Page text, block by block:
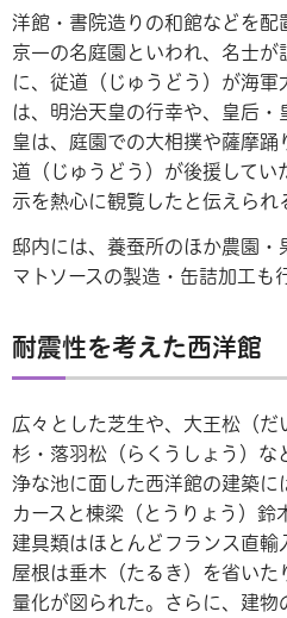
洋館・書院造りの和館などを配
京一の名庭園といわれ、名士が
に、従道（じゅうどう）が海
は、明治天皇の行幸や、皇后
皇は、庭園での大相撲や薩摩
道（じゅうどう）が後援してい
示を熱心に観覧したと伝えられ
邸内には、養蚕所のほか農園・
マトソースの製造・缶詰加工も
耐震性を考えた西洋館
広々とした芝生や、大王松（だ
杉・落羽松（らくうしょう）な
浄な池に面した西洋館の建築に
カースと棟梁（とうりょう）鈴
建具類はほとんどフランス直輸
屋根は垂木（たるき）を省い
量化が図られた。さらに、建物